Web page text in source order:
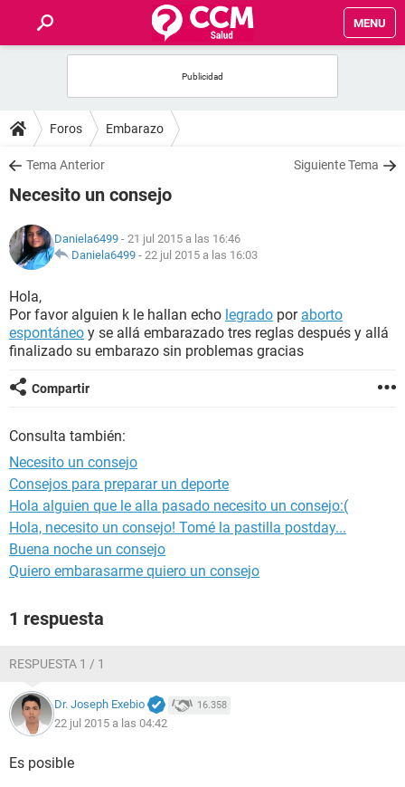
MENU
FOROS
SALUD
NUTRICIÓN
BIENESTAR
SEXUALIDAD
GLOSARIO
Foros Embarazo
Tema Anterior Siguiente Tema
Necesito un consejo
Daniela6499 - 21 jul 2015 a las 16:46
Daniela6499 - 22 jul 2015 a las 16:03
Hola,
Por favor alguien k le hallan echo legrado por aborto
espontáneo y se allá embarazado tres reglas después y allá
finalizado su embarazo sin problemas gracias
Compartir
Consulta también:
Necesito un consejo
Consejos para preparar un deporte
Hola alguien que le alla pasado necesito un consejo:(
Hola, necesito un consejo! Tomé la pastilla postday...
Buena noche un consejo
Quiero embarasarme quiero un consejo
1 respuesta
RESPUESTA 1 / 1
Dr. Joseph Exebio 16.358
22 jul 2015 a las 04:42
Es posible